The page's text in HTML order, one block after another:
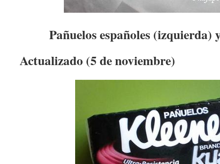
Pañuelos españoles (izquierda) y
Actualizado (5 de noviembre)